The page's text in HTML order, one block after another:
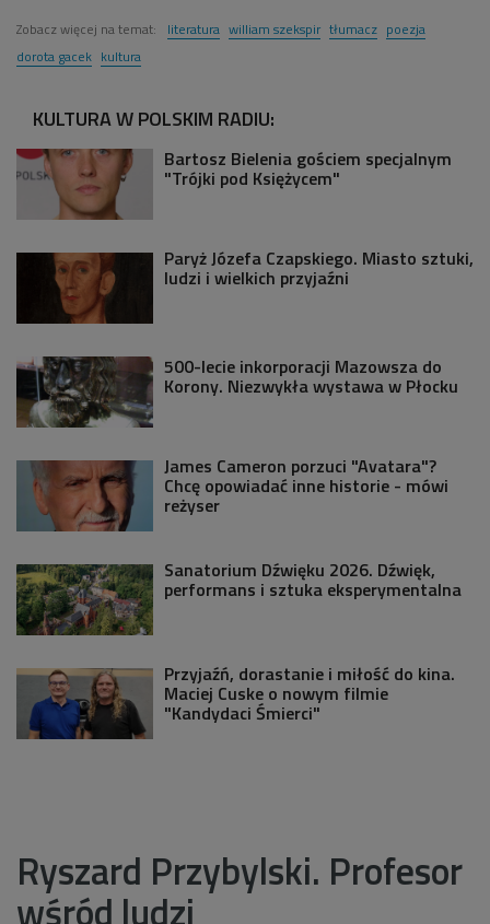
Zobacz więcej na temat: literatura william szekspir tłumacz poezja
dorota gacek kultura
KULTURA W POLSKIM RADIU:
Bartosz Bielenia gościem specjalnym
"Trójki pod Księżycem"
Paryż Józefa Czapskiego. Miasto sztuki,
ludzi i wielkich przyjaźni
500-lecie inkorporacji Mazowsza do
Korony. Niezwykła wystawa w Płocku
James Cameron porzuci "Avatara"?
Chcę opowiadać inne historie - mówi
reżyser
Sanatorium Dźwięku 2026. Dźwięk,
performans i sztuka eksperymentalna
Przyjaźń, dorastanie i miłość do kina.
Maciej Cuske o nowym filmie
"Kandydaci Śmierci"
Ryszard Przybylski. Profesor
wśród ludzi